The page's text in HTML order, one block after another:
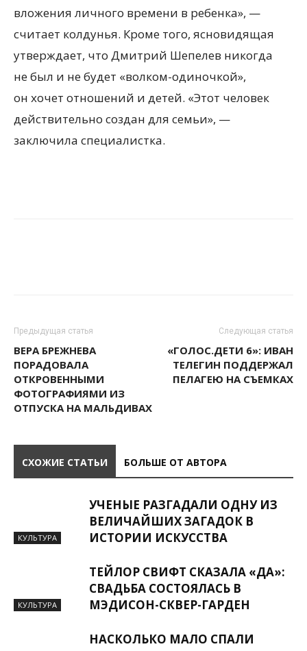
вложения личного времени в ребенка», —
считает колдунья. Кроме того, ясновидящая
утверждает, что Дмитрий Шепелев никогда
не был и не будет «волком-одиночкой»,
он хочет отношений и детей. «Этот человек
действительно создан для семьи», —
заключила специалистка.
Предыдущая статья
ВЕРА БРЕЖНЕВА
ПОРАДОВАЛА
ОТКРОВЕННЫМИ
ФОТОГРАФИЯМИ ИЗ
ОТПУСКА НА МАЛЬДИВАХ
Следующая статья
«ГОЛОС.ДЕТИ 6»: ИВАН
ТЕЛЕГИН ПОДДЕРЖАЛ
ПЕЛАГЕЮ НА СЪЕМКАХ
СХОЖИЕ СТАТЬИ БОЛЬШЕ ОТ АВТОРА
КУЛЬТУРА
УЧЕНЫЕ РАЗГАДАЛИ ОДНУ ИЗ
ВЕЛИЧАЙШИХ ЗАГАДОК В
ИСТОРИИ ИСКУССТВА
КУЛЬТУРА
ТЕЙЛОР СВИФТ СКАЗАЛА «ДА»:
СВАДЬБА СОСТОЯЛАСЬ В
МЭДИСОН-СКВЕР-ГАРДЕН
НАСКОЛЬКО МАЛО СПАЛИ